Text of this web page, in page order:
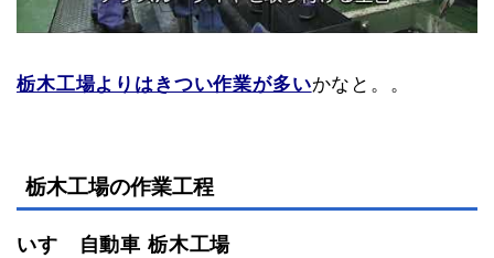
栃木工場よりはきつい作業が多いかなと。。
栃木工場の作業工程
いすゞ自動車 栃木工場